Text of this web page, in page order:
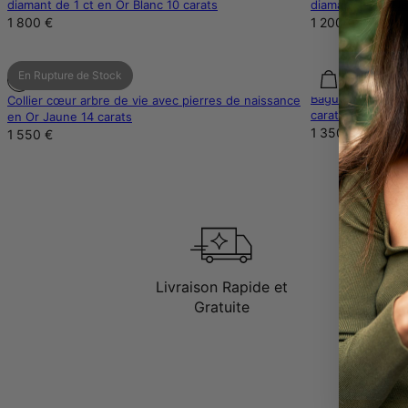
diamant de 1 ct en Or Blanc 10 carats
1 800 €
diamant en Or
1 200 €
En Rupture de Stock
Collier cœur arbre de vie avec pierres de naissance
en Or Jaune 14 carats
1 550 €
Diamant
Bague russe
carats
1 350 €
Livraison Rapide et
Gratuite